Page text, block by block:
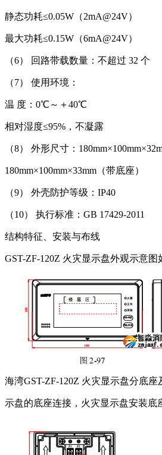
静态功耗≤0.05W（2mA@24V）
最大功耗≤0.15W（6mA@24V）
（6） 回路带载数量：不超过 32 个
（7） 使用环境：
温 度：0℃～＋40℃
相对湿度≤95%，不凝露
（8） 外形尺寸：
180mm×100mm×33mm（带底座）
（9） 外壳防护等级：IP40
（10） 执行标准：GB 17429-2011
结构特征、安装与布线
GST-ZF-120Z 火灾显示盘外观示意图
海湾GST-ZF-120Z 火灾显示盘分底
示盘的底座连接，火灾显示盘安装底